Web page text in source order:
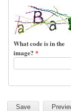
What code is in the
image? *